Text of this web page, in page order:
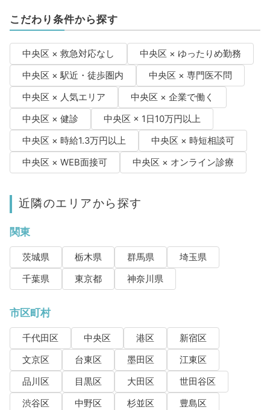
こだわり条件から探す
中央区 × 救急対応なし
中央区 × ゆったりめ勤務
中央区 × 駅近・徒歩圏内
中央区 × 専門医不問
中央区 × 人気エリア
中央区 × 企業で働く
中央区 × 健診
中央区 × 1日10万円以上
中央区 × 時給1.3万円以上
中央区 × 時短相談可
中央区 × WEB面接可
中央区 × オンライン診療
近隣のエリアから探す
関東
茨城県 栃木県 群馬県
埼玉県
千葉県
東京都 神奈川県
市区町村
千代田区 中央区 港区
新宿区
文京区
台東区 墨田区
江東区
品川区
目黒区 大田区
世田谷区
渋谷区
中野区 杉並区
豊島区